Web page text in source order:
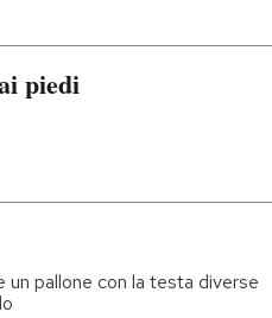
piedi
pallone con la testa diverse